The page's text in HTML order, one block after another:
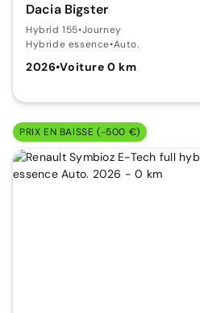
Dacia Bigster
Hybrid 155•Journey
Hybride essence•Auto.
2026•Voiture 0 km
PRIX EN BAISSE (-500 €)